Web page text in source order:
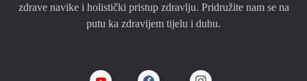
zdrave navike i holistički pristup zdravlju. Pridružite nam se na
putu ka zdravijem tijelu i duhu.